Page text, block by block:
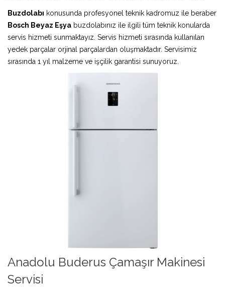
Buzdolabı konusunda profesyonel teknik kadromuz ile beraber
Bosch Beyaz Eşya buzdolabınız ile ilgili tüm teknik konularda
servis hizmeti sunmaktayız. Servis hizmeti sırasında kullanılan
yedek parçalar orjinal parçalardan oluşmaktadır. Servisimiz
sırasında 1 yıl malzeme ve işçilik garantisi sunuyoruz.
Anadolu Buderus Çamaşır Makinesi
Servisi